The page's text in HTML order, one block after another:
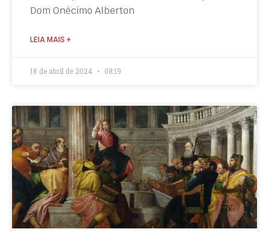
Dom Onécimo Alberton
LEIA MAIS +
18 de abril de 2024 08:19